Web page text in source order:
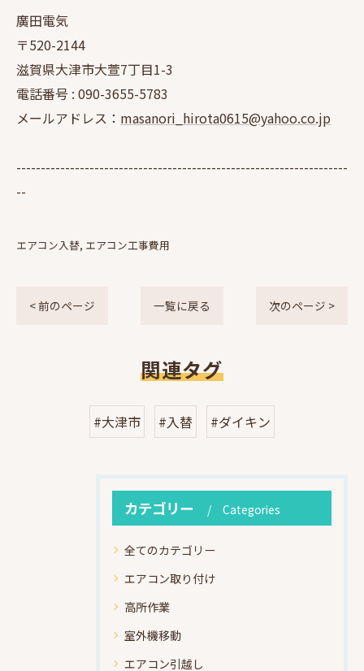
廣田電気
〒520-2144
滋賀県大津市大萱7丁目1-3
電話番号 : 090-3655-5783
メールアドレス： masanori_hirota0615@yahoo.co.jp
--------------------------------------------------------------------
--
エアコン入替 エアコン工事費用
< 前のページ 一覧に戻る 次のページ >
関連タグ
#大津市 #入替 #ダイキン
カテゴリー Categories
全てのカテゴリー
エアコン取り付け
高所作業
室外機移動
エアコン引越し